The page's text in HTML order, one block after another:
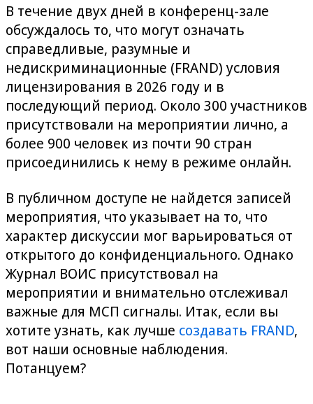
В течение двух дней в конференц-зале
обсуждалось то, что могут означать
справедливые, разумные и
недискриминационные (FRAND) условия
лицензирования в 2026 году и в
последующий период. Около 300 участников
присутствовали на мероприятии лично, а
более 900 человек из почти 90 стран
присоединились к нему в режиме онлайн.
В публичном доступе не найдется записей
мероприятия, что указывает на то, что
характер дискуссии мог варьироваться от
открытого до конфиденциального. Однако
Журнал ВОИС присутствовал на
мероприятии и внимательно отслеживал
важные для МСП сигналы. Итак, если вы
хотите узнать, как лучше создавать FRAND,
вот наши основные наблюдения.
Потанцуем?